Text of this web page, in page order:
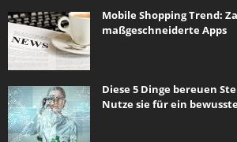
Mobile Shopping Trend:
maßgeschneiderte Apps
Diese 5 Dinge bereuen
Nutze sie für ein